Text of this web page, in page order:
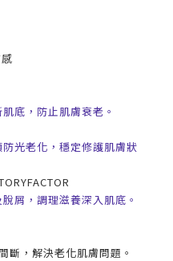
底，防止肌膚衰老。
光老化，穩定修護肌膚狀
屑，調理滋養深入肌底。
斷，解決老化肌膚問題 。